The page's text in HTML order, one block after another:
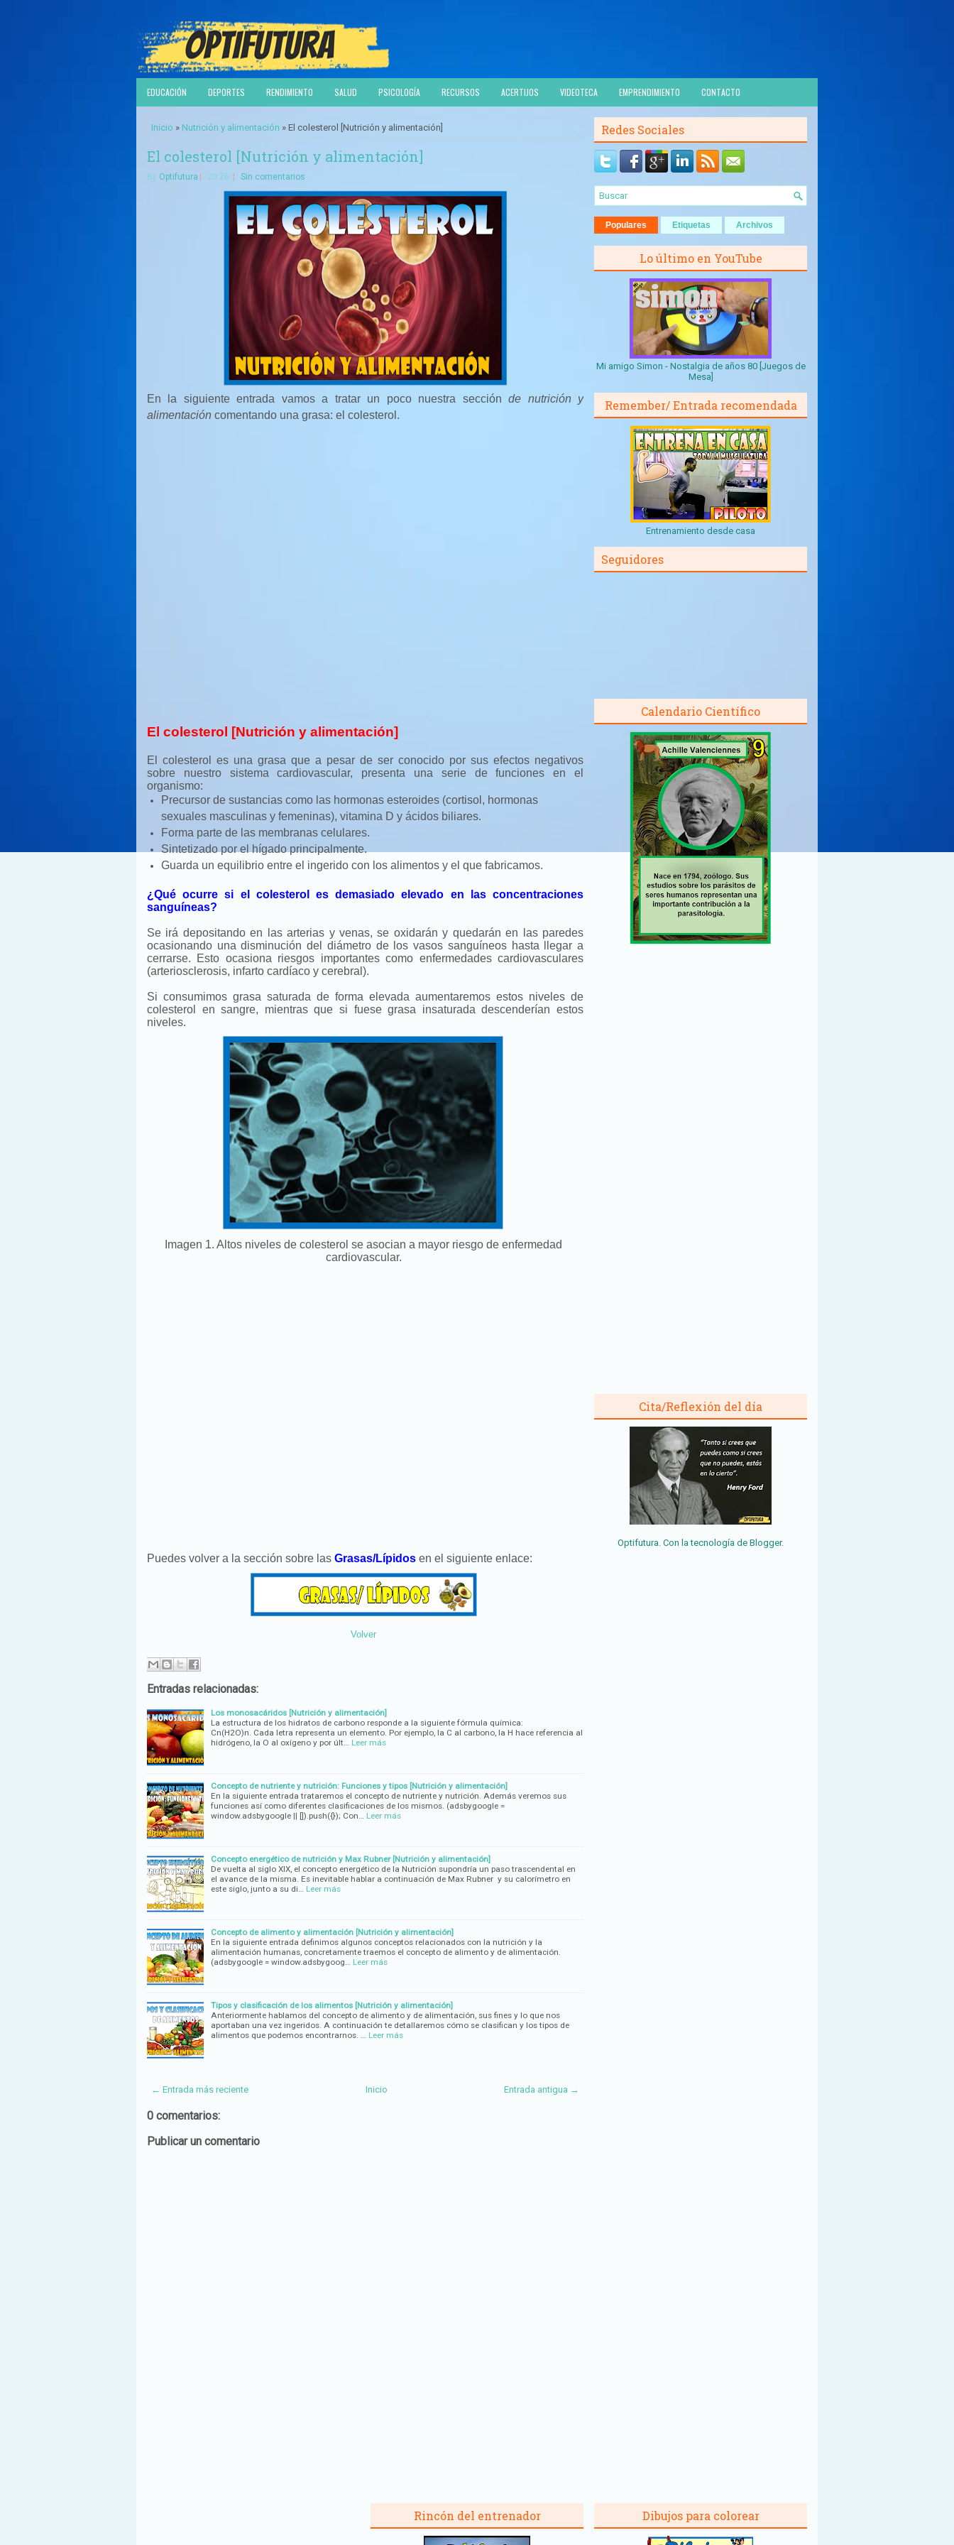
EDUCACIÓN DEPORTES RENDIMIENTO SALUD PSICOLOGÍA RECURSOS ACERTIJOS VIDEOTECA EMPRENDIMIENTO CONTACTO
Inicio » Nutrición y alimentación » El colesterol [Nutrición y alimentación]
El colesterol [Nutrición y alimentación]
By Optifutura 20:26 Sin comentarios
En la siguiente entrada vamos a tratar un poco nuestra secciónde nutrición y
alimentación comentando una grasa: el colesterol.
El colesterol [Nutrición y alimentación]
E l colesterol es una grasa que a pesar de ser conocido por sus efectos negativos
sobre nuestro sistema cardiovascular, presenta una serie de funciones en el
organismo:
Precursor de sustancias como las hormonas esteroides (cortisol, hormonas
sexuales masculinas y femeninas), vitamina D y ácidos biliares.
Forma parte de las membranas celulares.
Sintetizado por el hígado principalmente.
Guarda un equilibrio entre el ingerido con los alimentos y el que fabricamos.
¿Qué ocurre si el colesterol es demasiado elevado en las concentraciones
sanguíneas?
Se irá depositando en las arterias y venas, se oxidarán y quedarán en las paredes
ocasionando una disminución del diámetro de los vasos sanguíneos hasta llegar a
cerrarse. Esto ocasiona riesgos importantes como enfermedades cardiovasculares
(arteriosclerosis, infarto cardíaco y cerebral).
Si consumimos grasa saturada de forma elevada aumentaremos estos niveles de
colesterol en sangre, mientras que si fuese grasa insaturada descenderían estos
niveles.
Imagen 1. Altos niveles de colesterol se asocian a mayor riesgo de enfermedad
cardiovascular.
Puedes volver a la sección sobre las Grasas/Lípidos en el siguiente enlace:
Volver
Entradas relacionadas:
Los monosacáridos [Nutrición y alimentación]
La estructura de los hidratos de carbono responde a la siguiente fórmula química:
Cn(H2O)n. Cada letra representa un elemento. Por ejemplo, la C al carbono, la H hace referencia al
hidrógeno, la O al oxígeno y por últ…
Leer más
Concepto de nutriente y nutrición: Funciones y tipos [Nutrición y alimentación]
En la siguiente entrada trataremos el concepto de nutriente y nutrición. Además veremos sus
funciones así como diferentes clasificaciones de los mismos. (adsbygoogle =
window.adsbygoogle || []).push({}); Con…
Leer más
Concepto energético de nutrición y Max Rubner [Nutrición y alimentación]
De vuelta al siglo XIX, el concepto energético de la Nutrición supondría un paso trascendental en
el avance de la misma. Es inevitable hablar a continuación de Max Rubner y su calorímetro en
este siglo, junto a su di…
Leer más
Concepto de alimento y alimentación [Nutrición y alimentación]
En la siguiente entrada definimos algunos conceptos relacionados con la nutrición y la
alimentación humanas, concretamente traemos el concepto de alimento y de alimentación.
(adsbygoogle = window.adsbygoog…
Leer más
Tipos y clasificación de los alimentos [Nutrición y alimentación]
Anteriormente hablamos del concepto de alimento y de alimentación, sus fines y lo que nos
aportaban una vez ingeridos. A continuación te detallaremos cómo se clasifican y los tipos de
alimentos que podemos encontrarnos. …
Leer más
← Entrada más reciente Entrada antigua →
Inicio
0 comentarios:
Publicar un comentario
Redes Sociales
Populares Etiquetas Archivos
Lo último en YouTube
Mi amigo Simon - Nostalgia de años 80 [Juegos de
Mesa]
Remember/ Entrada recomendada
Entrenamiento desde casa
Seguidores
Calendario Científico
Cita/Reflexión del día
Optifutura. Con la tecnología de Blogger.
Rincón del entrenador Dibujos para colorear